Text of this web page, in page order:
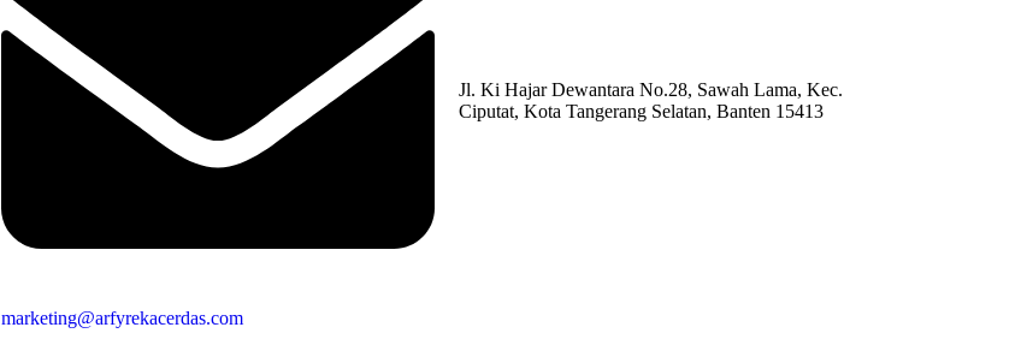
marketing@arfyrekacerdas.com
Jl. Ki Hajar Dewantara No.28, Sawah Lama, Kec.
Ciputat, Kota Tangerang Selatan, Banten 15413